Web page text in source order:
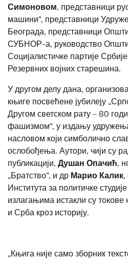
Симоновом, представници
машини“, представници
Београда, представници
СУБНОР-а, руководство
Социјалистичке партије
Резервних војних старешина.
У другом делу дана,
књиге посвећене јубилеју
Другом светском рату – 80
фашизмом“, у издању
насловом који симболично
ослобођења. Аутори, чији су
публикацији, Душан Опачић,
„Братство“, и др Марио Калик,
Института за политичке
излагањима истакли су
и Срба кроз историју.
„Књига није само зборник